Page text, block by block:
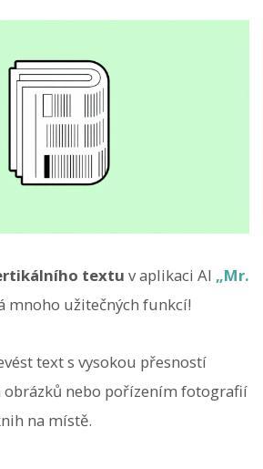
textu v aplikaci AI „Mr.
mnoho užitečných funkcí!
text s vysokou přesností
nebo pořízením fotografií
na místě.